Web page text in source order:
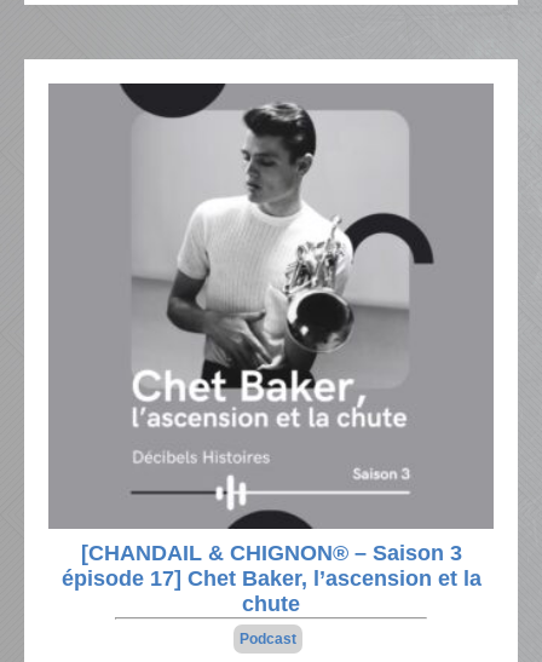
[CHANDAIL & CHIGNON® – Saison 3
épisode 17] Chet Baker, l’ascension et la
chute
Podcast